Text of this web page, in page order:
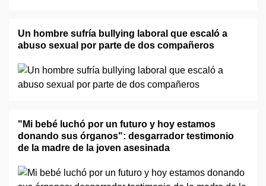
Un hombre sufría bullying laboral que escaló a
abuso sexual por parte de dos compañeros
"Mi bebé luchó por un futuro y hoy estamos
donando sus órganos": desgarrador testimonio
de la madre de la joven asesinada